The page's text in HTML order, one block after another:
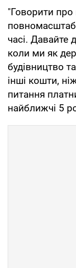
"Говорити про
часі. Давайте
коли ми як
будівництво
інші кошти,
питання
найближчі 5